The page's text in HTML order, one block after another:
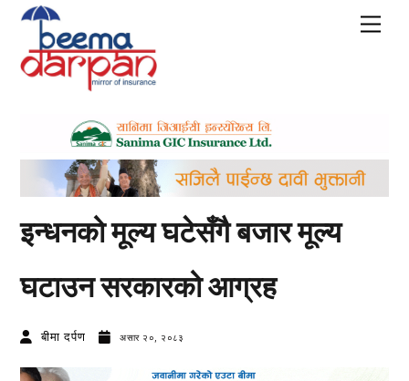
Skip
content
इन्धनको मूल्य घटेसँगै बजार मूल्य
घटाउन सरकारको आग्रह
बीमा दर्पण असार २०, २०८३